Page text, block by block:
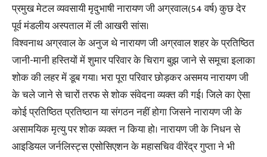
प्रमुख मेटल व्यवसायी मृदुभाषी नारायण जी अग्रवाल(54 वर्ष) कुछ देर
पूर्व मंडलीय अस्पताल में ली आखरी सांस।
विश्वनाथ अग्रवाल के अनुज थे नारायण जी अग्रवाल शहर के प्रतिष्ठित
जानी-मानी हस्तियों में शुमार परिवार के चिराग बुझ जाने से समूचा इलाका
शोक की लहर में डूब गया। भरा पूरा परिवार छोड़कर असमय नारायण जी
के चले जाने से चारों तरफ से शोक संवेदना व्यक्त की गई। जिले का ऐसा
कोई प्रतिष्ठित प्रतिष्ठान या संगठन नहीं होगा जिसने नारायण जी के
असामयिक मृत्यु पर शोक व्यक्त न किया हो। नारायण जी के निधन से
आइडियल जर्नलिस्ट्स एसोसिएशन के महासचिव वीरेंद्र गुप्ता ने भी